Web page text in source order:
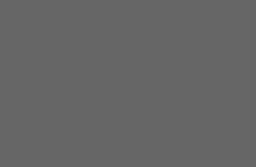
di Milano non
tramite il quale -
dei siti web